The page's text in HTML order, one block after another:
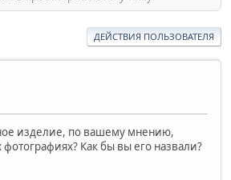
ДЕЙСТВИЯ ПОЛЬЗОВАТЕЛЯ
изделие, по вашему мнению,
Как бы вы его назвали?